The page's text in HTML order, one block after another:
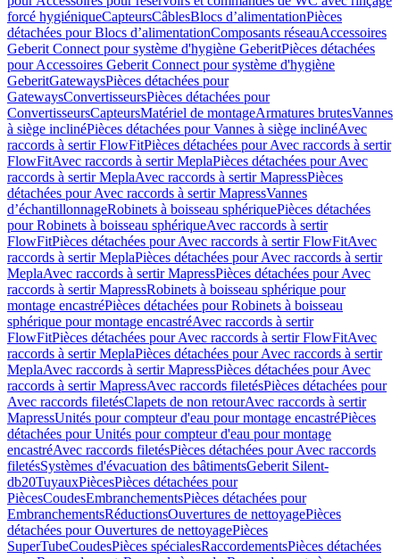
forcé hygiéniqueCapteursCâblesBlocs d’alimentationPièces
détachées pour Blocs d’alimentationComposants réseauAccessoires
Geberit Connect pour système d'hygiène GeberitPièces détachées
pour Accessoires Geberit Connect pour système d'hygiène
GeberitGatewaysPièces détachées pour
GatewaysConvertisseursPièces détachées pour
ConvertisseursCapteursMatériel de montageArmatures brutesVannes
à siège inclinéPièces détachées pour Vannes à siège inclinéAvec
raccords à sertir FlowFitPièces détachées pour Avec raccords à sertir
FlowFitAvec raccords à sertir MeplaPièces détachées pour Avec
raccords à sertir MeplaAvec raccords à sertir MapressPièces
détachées pour Avec raccords à sertir MapressVannes
d’échantillonnageRobinets à boisseau sphériquePièces détachées
pour Robinets à boisseau sphériqueAvec raccords à sertir
FlowFitPièces détachées pour Avec raccords à sertir FlowFitAvec
raccords à sertir MeplaPièces détachées pour Avec raccords à sertir
MeplaAvec raccords à sertir MapressPièces détachées pour Avec
raccords à sertir MapressRobinets à boisseau sphérique pour
montage encastréPièces détachées pour Robinets à boisseau
sphérique pour montage encastréAvec raccords à sertir
FlowFitPièces détachées pour Avec raccords à sertir FlowFitAvec
raccords à sertir MeplaPièces détachées pour Avec raccords à sertir
MeplaAvec raccords à sertir MapressPièces détachées pour Avec
raccords à sertir MapressAvec raccords filetésPièces détachées pour
Avec raccords filetésClapets de non retourAvec raccords à sertir
MapressUnités pour compteur d'eau pour montage encastréPièces
détachées pour Unités pour compteur d'eau pour montage
encastréAvec raccords filetésPièces détachées pour Avec raccords
filetésSystèmes d'évacuation des bâtimentsGeberit Silent-
db20TuyauxPiècesPièces détachées pour
PiècesCoudesEmbranchementsPièces détachées pour
EmbranchementsRéductionsOuvertures de nettoyagePièces
détachées pour Ouvertures de nettoyagePièces
SuperTubeCoudesPièces spécialesRaccordementsPièces détachées